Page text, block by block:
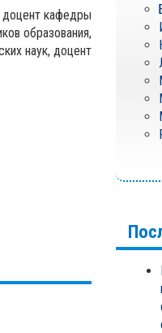
доцент кафедры
образования,
наук, доцент